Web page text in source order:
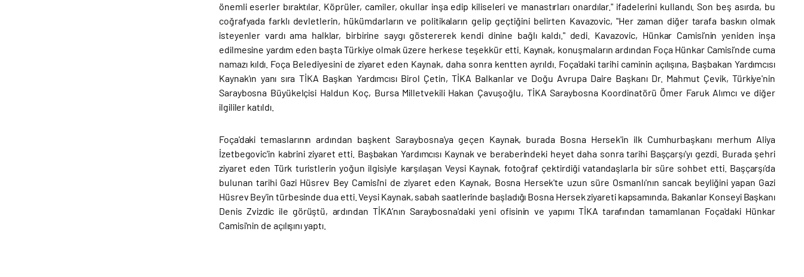
önemli eserler bıraktılar. Köprüler, camiler, okullar inşa edip kiliseleri ve manastırları onardılar." ifadelerini kullandı. Son beş asırda, bu
coğrafyada farklı devletlerin, hükümdarların ve politikaların gelip geçtiğini belirten Kavazovic, "Her zaman diğer tarafa baskın olmak
isteyenler vardı ama halklar, birbirine saygı göstererek kendi dinine bağlı kaldı." dedi. Kavazovic, Hünkar Camisi’nin yeniden inşa
edilmesine yardım eden başta Türkiye olmak üzere herkese teşekkür etti. Kaynak, konuşmaların ardından Foça Hünkar Camisi’nde cuma
namazı kıldı. Foça Belediyesini de ziyaret eden Kaynak, daha sonra kentten ayrıldı. Foça'daki tarihi caminin açılışına, Başbakan Yardımcısı
Kaynak'ın yanı sıra TİKA Başkan Yardımcısı Birol Çetin, TİKA Balkanlar ve Doğu Avrupa Daire Başkanı Dr. Mahmut Çevik, Türkiye'nin
Saraybosna Büyükelçisi Haldun Koç, Bursa Milletvekili Hakan Çavuşoğlu, TİKA Saraybosna Koordinatörü Ömer Faruk Alımcı ve diğer
ilgililer katıldı.
Foça'daki temaslarının ardından başkent Saraybosna'ya geçen Kaynak, burada Bosna Hersek'in ilk Cumhurbaşkanı merhum Aliya
İzetbegovic'in kabrini ziyaret etti. Başbakan Yardımcısı Kaynak ve beraberindeki heyet daha sonra tarihi Başçarşı'yı gezdi. Burada şehri
ziyaret eden Türk turistlerin yoğun ilgisiyle karşılaşan Veysi Kaynak, fotoğraf çektirdiği vatandaşlarla bir süre sohbet etti. Başçarşı'da
bulunan tarihi Gazi Hüsrev Bey Camisi'ni de ziyaret eden Kaynak, Bosna Hersek'te uzun süre Osmanlı'nın sancak beyliğini yapan Gazi
Hüsrev Bey'in türbesinde dua etti. Veysi Kaynak, sabah saatlerinde başladığı Bosna Hersek ziyareti kapsamında, Bakanlar Konseyi Başkanı
Denis Zvizdic ile görüştü, ardından TİKA’nın Saraybosna'daki yeni ofisinin ve yapımı TİKA tarafından tamamlanan Foça'daki Hünkar
Camisi'nin de açılışını yaptı.